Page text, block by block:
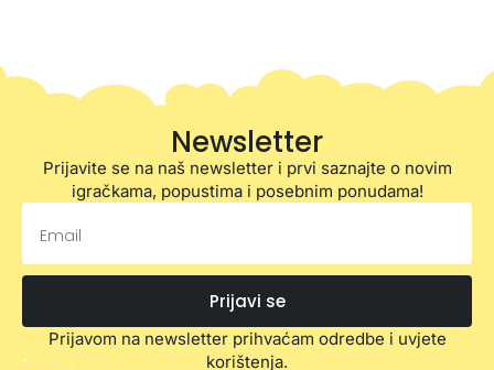
Newsletter
Prijavite se na naš newsletter i prvi saznajte o novim
igračkama, popustima i posebnim ponudama!
Prijavi se
Prijavom na newsletter prihvaćam odredbe i uvjete
korištenja.